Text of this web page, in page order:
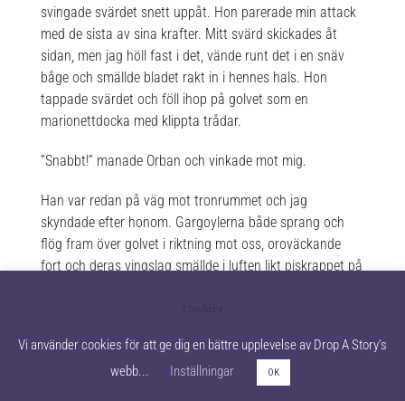
svingade svärdet snett uppåt. Hon parerade min attack
med de sista av sina krafter. Mitt svärd skickades åt
sidan, men jag höll fast i det, vände runt det i en snäv
båge och smällde bladet rakt in i hennes hals. Hon
tappade svärdet och föll ihop på golvet som en
marionettdocka med klippta trådar.
”Snabbt!” manade Orban och vinkade mot mig.
Han var redan på väg mot tronrummet och jag
skyndade efter honom. Gargoylerna både sprang och
flög fram över golvet i riktning mot oss, oroväckande
fort och deras vingslag smällde i luften likt piskrappet på
stadsvakten. Hjärtat hamrade i bröstkorgen. Den gamla
bort, men vi nådde den till slut. Satte axlarna mot porten
och pressade upp ena halvan. Gargoylernas jäktade vrål
Cookies
Vi använder cookies för att ge dig en bättre upplevelse av Drop A Story's
webb...
Inställningar OK